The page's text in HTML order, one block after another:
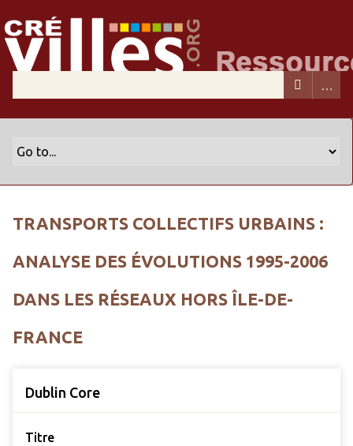
TRANSPORTS COLLECTIFS URBAINS :
ANALYSE DES ÉVOLUTIONS 1995-2006
DANS LES RÉSEAUX HORS ÎLE-DE-
FRANCE
Dublin Core
Titre